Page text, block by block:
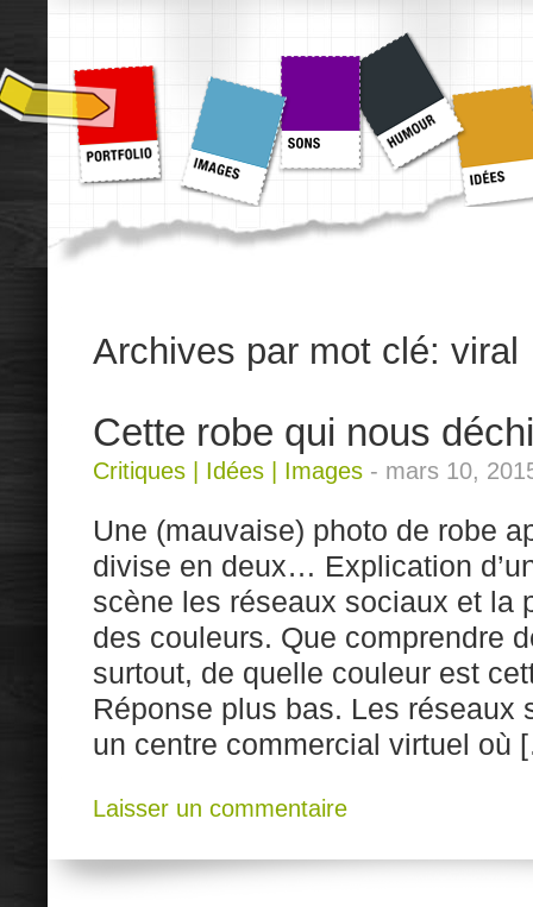
Archives par mot clé: viral
Cette robe qui nous
Critiques Idées Images - mars 10,
Une (mauvaise) photo de robe
divise en deux… Explication
scène les réseaux sociaux et la
des couleurs. Que comprendre
surtout, de quelle couleur est
Réponse plus bas. Les réseaux
un centre commercial virtuel où
Laisser un commentaire